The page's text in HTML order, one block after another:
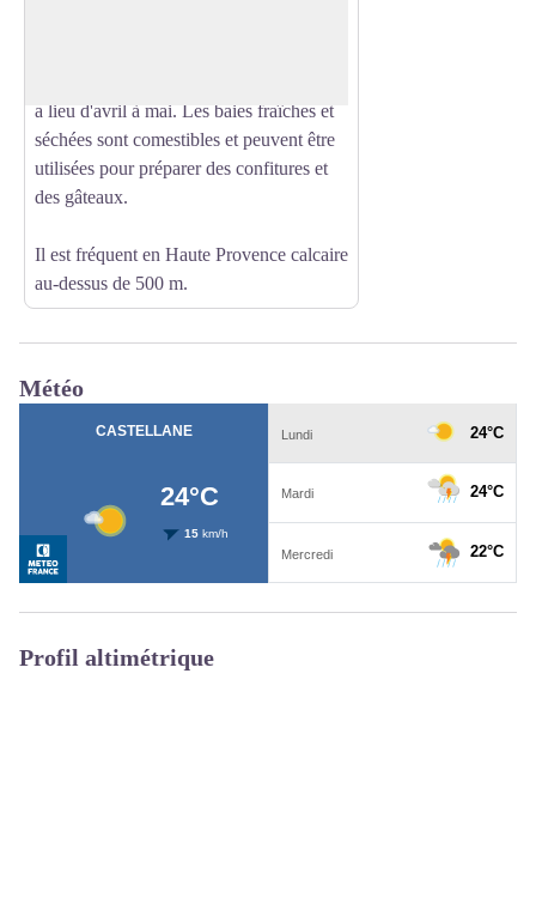
a lieu d'avril à mai. Les baies fraîches et
séchées sont comestibles et peuvent être
utilisées pour préparer des confitures et
des gâteaux.
Il est fréquent en Haute Provence calcaire
au-dessus de 500 m.
Météo
Profil altimétrique